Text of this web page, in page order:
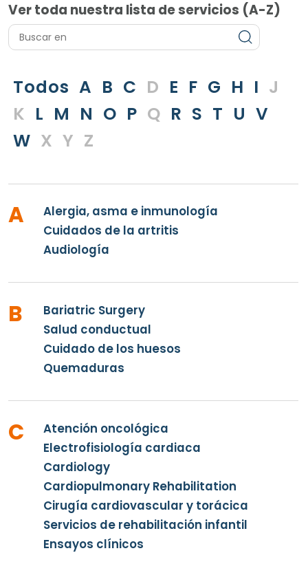
Ver toda nuestra lista de servicios (A-Z)
Todos A B C D E F G H I J
K L M N O P Q R S T U V
W X Y Z
A
Alergia, asma e inmunología
Cuidados de la artritis
Audiología
B
Bariatric Surgery
Salud conductual
Cuidado de los huesos
Quemaduras
C
Atención oncológica
Electrofisiología cardiaca
Cardiology
Cardiopulmonary Rehabilitation
Cirugía cardiovascular y torácica
Servicios de rehabilitación infantil
Ensayos clínicos